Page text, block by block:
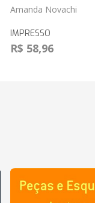
Amanda Novachi
IMPRESSO
R$ 58,96